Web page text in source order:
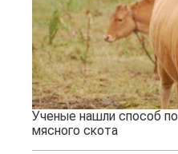
Ученые нашли способ
мясного скота